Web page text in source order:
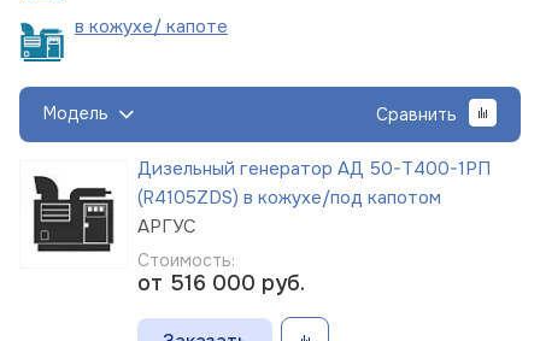
в кожухе/ капоте
Модель Сравнить
Дизельный генератор АД 50-Т400-1РП
(R4105ZDS) в кожухе/под капотом
АРГУС
Стоимость:
от 516 000 руб.